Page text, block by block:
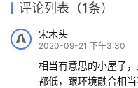
评论列表（1条）
宋木头
2020-09-21 下午3:30
相当有意思的小屋子
都低，跟环境融合相